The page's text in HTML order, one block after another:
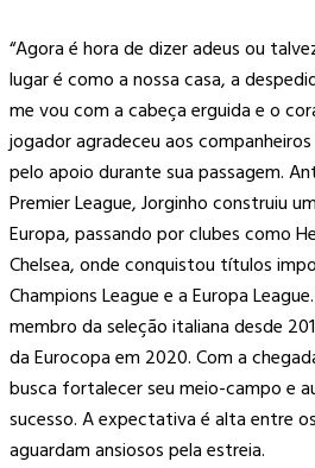
“Agora é hora de dizer adeus ou
lugar é como a nossa casa, a
me vou com a cabeça erguida e o
jogador agradeceu aos
pelo apoio durante sua passagem.
Premier League, Jorginho construiu
Europa, passando por clubes como
Chelsea, onde conquistou títulos
Champions League e a Europa
membro da seleção italiana desde
da Eurocopa em 2020. Com a
busca fortalecer seu meio-campo e
sucesso. A expectativa é alta entre
aguardam ansiosos pela estreia.